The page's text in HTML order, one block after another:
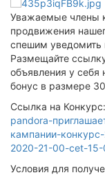
Уважаемые члены
продвижения
спешим уведомить
Размещайте
объявления у себя
бонус в размере
Ссылка на Конкурс:
pandora-
кампании-
2020-21-00-cet-
Условия для